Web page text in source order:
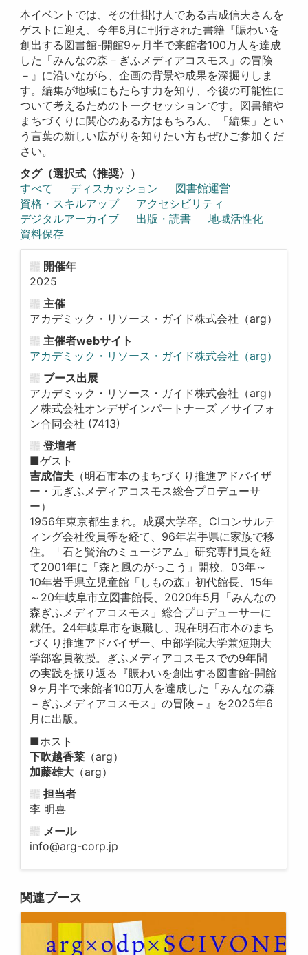
本イベントでは、その仕掛け人である吉成信夫さんを
ゲストに迎え、今年6月に刊行された書籍『賑わいを
創出する図書館-開館9ヶ月半で来館者100万人を達成
した「みんなの森－ぎふメディアコスモス」の冒険
－』に沿いながら、企画の背景や成果を深掘りしま
す。編集が地域にもたらす力を知り、今後の可能性に
ついて考えるためのトークセッションです。図書館や
まちづくりに関心のある方はもちろん、「編集」とい
う言葉の新しい広がりを知りたい方もぜひご参加くだ
さい。
タグ（選択式〈推奨〉）
すべて
ディスカッション
図書館運営
資格・スキルアップ
アクセシビリティ
デジタルアーカイブ
出版・読書
地域活性化
資料保存
開催年
2025
主催
アカデミック・リソース・ガイド株式会社（arg）
主催者webサイト
アカデミック・リソース・ガイド株式会社（arg）
ブース出展
アカデミック・リソース・ガイド株式会社（arg）
／株式会社オンデザインパートナーズ ／サイフォ
ン合同会社 (7413)
登壇者
■ゲスト
吉成信夫（明石市本のまちづくり推進アドバイザ
ー・元ぎふメディアコスモス総合プロデューサ
ー）
1956年東京都生まれ。成蹊大学卒。CIコンサルテ
ィング会社役員等を経て、96年岩手県に家族で移
住。「石と賢治のミュージアム」研究専門員を経
て2001年に「森と風のがっこう」開校。03年～
10年岩手県立児童館「しもの森」初代館長、15年
～20年岐阜市立図書館長、2020年5月「みんなの
森ぎふメディアコスモス」総合プロデューサーに
就任。24年岐阜市を退職し、現在明石市本のまち
づくり推進アドバイザー、中部学院大学兼短期大
学部客員教授。ぎふメディアコスモスでの9年間
の実践を振り返る『賑わいを創出する図書館-開館
9ヶ月半で来館者100万人を達成した「みんなの森
－ぎふメディアコスモス」の冒険－』を2025年6
月に出版。
■ホスト
下吹越香菜（arg）
加藤雄大（arg）
担当者
李 明喜
メール
info@arg-corp.jp
関連ブース